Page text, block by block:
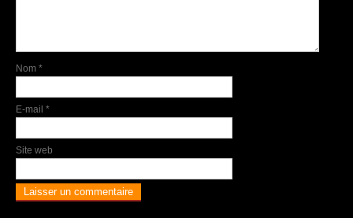
Nom *
E-mail *
Site web